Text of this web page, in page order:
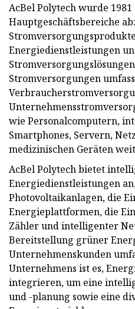
AcBel Polytech wurde
Hauptgeschäftsbereiche ab:
Energiedienstleistungen
Stromversorgungen
wie Personalcomputern,
Smartphones, Servern,
medizinischen Geräten
AcBel Polytech bietet
Energiedienstleistungen
Photovoltaikanlagen, die
Energieplattformen, die
Zähler und intelligenter
Bereitstellung grüner
Unternehmenskunden
Unternehmens ist es,
integrieren, um eine
und -planung sowie eine